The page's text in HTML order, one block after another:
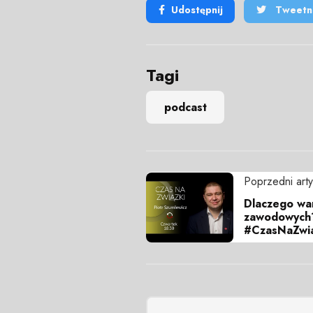
Udostępnij
Tagi
podcast
Poprzedni
Dlaczego